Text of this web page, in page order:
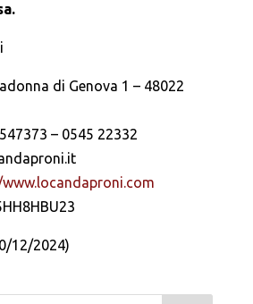
di Genova 1 – 48022
– 0545 22332
12/2024)